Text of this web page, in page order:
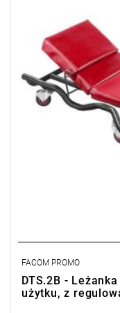
• 6 rolek. Babka
• Waga: 10 kg
FACOM PROMO
DTS.2B -
użytku, z